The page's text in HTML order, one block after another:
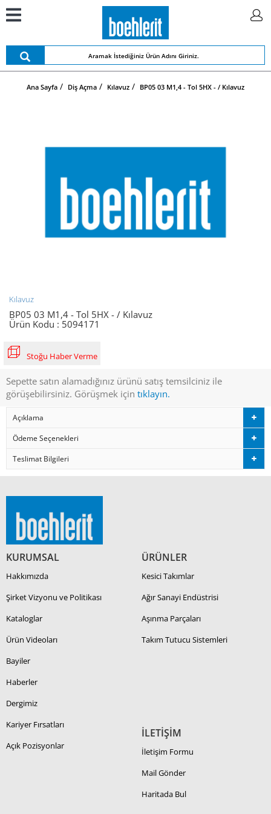
Ana Sayfa Diş Açma Kılavuz BP05 03 M1,4 - Tol 5HX - / Kılavuz
Kılavuz
BP05 03 M1,4 - Tol 5HX - / Kılavuz
Ürün Kodu : 5094171
Stoğu Haber Verme
Sepette satın alamadığınız ürünü satış temsilciniz ile
görüşebilirsiniz. Görüşmek için tıklayın.
Açıklama
Ödeme Seçenekleri
Teslimat Bilgileri
KURUMSAL
Hakkımızda
Şirket Vizyonu ve Politikası
Kataloglar
Ürün Videoları
Bayiler
Haberler
Dergimiz
Kariyer Fırsatları
Açık Pozisyonlar
ÜRÜNLER
Kesici Takımlar
Ağır Sanayi Endüstrisi
Aşınma Parçaları
Takım Tutucu Sistemleri
İLETİŞİM
İletişim Formu
Mail Gönder
Haritada Bul